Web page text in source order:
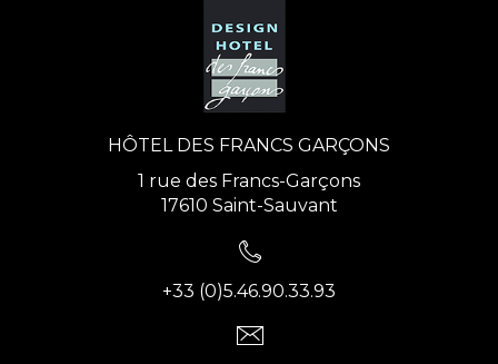
HÔTEL DES FRANCS GARÇONS
1 rue des Francs-Garçons
17610 Saint-Sauvant
+33 (0)5.46.90.33.93